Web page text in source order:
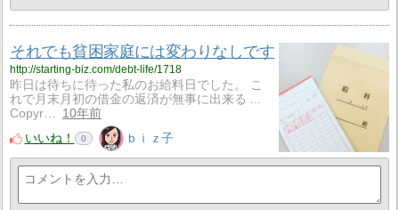
それでも貧困家庭には変わりなしです
http://starting-biz.com/debt-life/1718
昨日は待ちに待った私のお給料日でした。 こ
れで月末月初の借金の返済が無事に出来る ...
Copyr…
10年前
いいね！
0 ｂｉｚ子